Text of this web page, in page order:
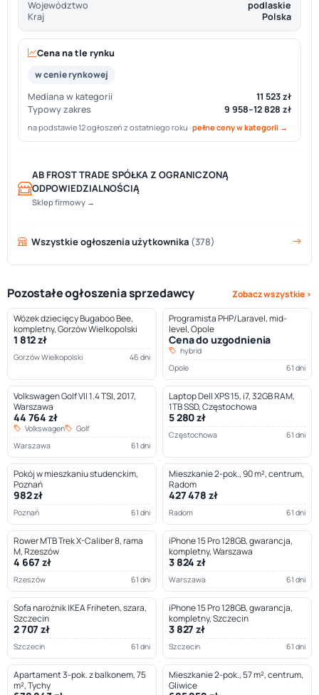
Województwo
podlaskie
Kraj
Polska
Cena na tle rynku
w cenie rynkowej
Mediana w kategorii
11 523 zł
Typowy zakres
9 958–12 828 zł
na podstawie 12 ogłoszeń z ostatniego roku ·pełne ceny w kategorii →
AB FROST TRADE SPÓŁKA Z OGRANICZONĄ
ODPOWIEDZIALNOŚCIĄ
Sklep firmowy →
Wszystkie ogłoszenia użytkownika (378)
Pozostałe ogłoszenia sprzedawcy
Zobacz wszystkie ›
Wózek dziecięcy Bugaboo Bee,
kompletny, Gorzów Wielkopolski
1 812 zł
Gorzów Wielkopolski 46 dni
Programista PHP/Laravel, mid-
level, Opole
Cena do uzgodnienia
hybrid
Opole
61 dni
Volkswagen Golf VII 1.4 TSI, 2017,
Warszawa
44 764 zł
Volkswagen
Golf
Warszawa
61 dni
Laptop Dell XPS 15, i7, 32GB RAM,
1TB SSD, Częstochowa
5 280 zł
Częstochowa 61 dni
Pokój w mieszkaniu studenckim,
Poznań
982 zł
Poznań 61 dni
Mieszkanie 2-pok., 90 m², centrum,
Radom
427 478 zł
Radom 61 dni
Rower MTB Trek X-Caliber 8, rama
M, Rzeszów
4 667 zł
Rzeszów 61 dni
iPhone 15 Pro 128GB, gwarancja,
kompletny, Warszawa
3 824 zł
Warszawa 61 dni
Sofa narożnik IKEA Friheten, szara,
Szczecin
2 707 zł
Szczecin 61 dni
iPhone 15 Pro 128GB, gwarancja,
kompletny, Szczecin
3 827 zł
Szczecin 61 dni
Apartament 3-pok. z balkonem, 75
m², Tychy
Mieszkanie 2-pok., 57 m², centrum,
Gliwice